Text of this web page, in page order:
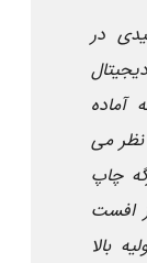
در
آماده
نظر می
چاپ
افست
بالا